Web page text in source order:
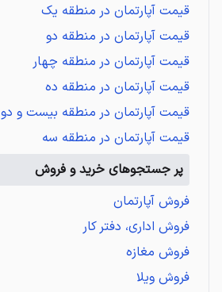
قیمت آپارتمان در منطقه یک
قیمت آپارتمان در منطقه دو
قیمت آپارتمان در منطقه چهار
قیمت آپارتمان در منطقه ده
قیمت آپارتمان در منطقه بیست و دو
قیمت آپارتمان در منطقه سه
پر جستجوهای خرید و فروش
فروش آپارتمان
فروش اداری، دفتر کار
فروش مغازه
فروش ویلا